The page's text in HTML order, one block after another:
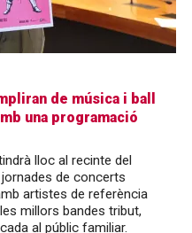
de música i ball
una programació
lloc al recinte del
de concerts
artistes de referència
millors bandes tribut,
al públic familiar.